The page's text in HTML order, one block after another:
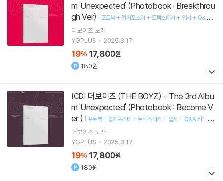
m 'Unexpected' (Photobook : Breakthrou
gh Ver) [포토북 + 접지포스터 + 트랙스티커 + 엽서 + Q&A 카
드 1종 랜덤 + 셀피 포토카드 2종 랜덤
더보이즈 노래
YGPLUS
2025.3.17.
19% 17,800원
180원
[CD]
m 'Unexpected' (Photobook : Become V
er.) [포토북 + 접지포스터 + 트랙스티커 + 엽서 + Q&A 카드 1종
랜덤 + 셀피 포토카드 2종 랜덤
더보이즈 노래
YGPLUS
2025.3.17.
19% 17,800원
180원